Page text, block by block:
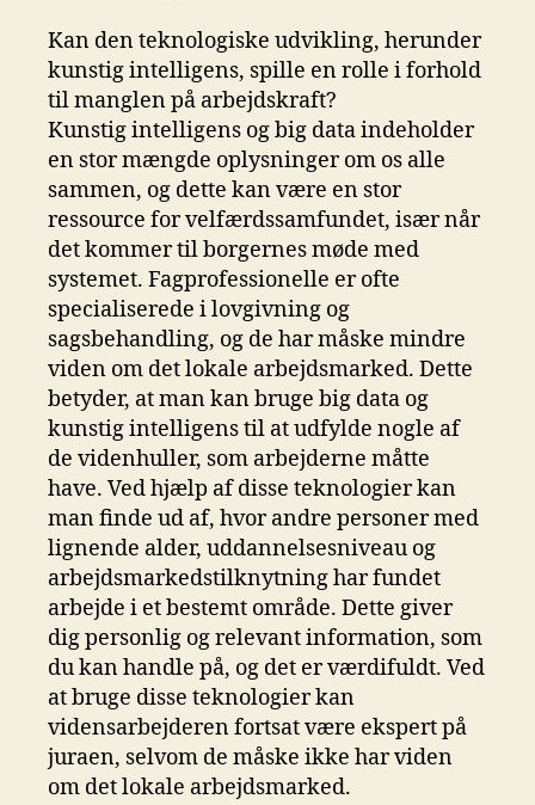
Kan den teknologiske udvikling, herunder
kunstig intelligens, spille en rolle i forhold
til manglen på arbejdskraft?
Kunstig intelligens og big data indeholder
en stor mængde oplysninger om os alle
sammen, og dette kan være en stor
ressource for velfærdssamfundet, især når
det kommer til borgernes møde med
systemet. Fagprofessionelle er ofte
specialiserede i lovgivning og
sagsbehandling, og de har måske mindre
viden om det lokale arbejdsmarked. Dette
betyder, at man kan bruge big data og
kunstig intelligens til at udfylde nogle af
de videnhuller, som arbejderne måtte
have. Ved hjælp af disse teknologier kan
man finde ud af, hvor andre personer med
lignende alder, uddannelsesniveau og
arbejdsmarkedstilknytning har fundet
arbejde i et bestemt område. Dette giver
dig personlig og relevant information, som
du kan handle på, og det er værdifuldt. Ved
at bruge disse teknologier kan
vidensarbejderen fortsat være ekspert på
juraen, selvom de måske ikke har viden
om det lokale arbejdsmarked.